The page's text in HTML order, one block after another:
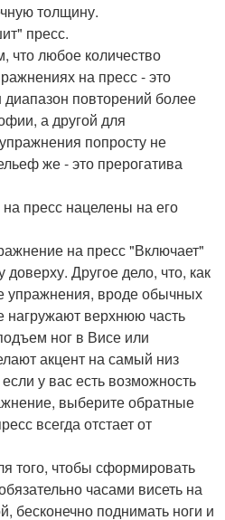
толщину.
пресс.
что любое количество
на пресс - это
повторений более
а другой для
попросту не
же - это прерогатива
пресс нацелены на его
на пресс "Включает"
Другое дело, что, как
упражнения, вроде обычных
нагружают верхнюю часть
ног в Висе или
акцент на самый низ
у вас есть возможность
выберите обратные
всегда отстает от
того, чтобы сформировать
часами висеть на
бесконечно поднимать ноги и